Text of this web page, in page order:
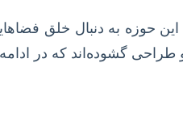
به دنبال خلق
گشوده‌اند که در